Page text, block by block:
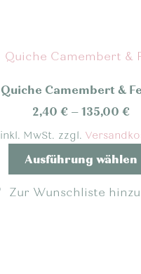
Quiche Camembert &
2,40 € – 135,00 €
inkl. MwSt. zzgl.
Ausführung wählen